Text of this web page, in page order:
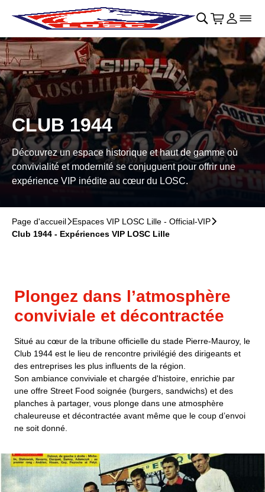
Retour au menu principal􀄫
􀊫 Cart
􀍩 Se
􀉩􀌇
CLUB 1944
Découvrez un espace historique et haut de gamme où
convivialité et modernité se conjuguent pour offrir une
expérience VIP inédite au cœur du LOSC.
Page d'accueil􀆊Espaces VIP LOSC Lille - Official-VIP􀆊
Club 1944 - Expériences VIP LOSC Lille
Plongez dans l’atmosphère
conviviale et décontractée
Situé au cœur de la tribune officielle du stade Pierre-Mauroy, le
Club 1944 est le lieu de rencontre privilégié des dirigeants et
des entreprises les plus influents de la région
Son ambiance conviviale et chargée d'histoire, enrichie par
une offre Street Food soignée (burgers, sandwichs) et des
planches à partager, vous plonge dans une atmosphère
chaleureuse et décontractée avant même que le coup d’envoi
ne soit donné